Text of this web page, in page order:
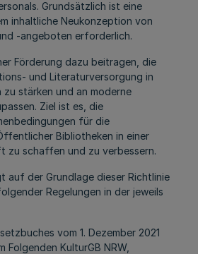
Grundsätzlich ist eine
inhaltliche Neukonzeption von
-angeboten erforderlich.
Förderung dazu beitragen, die
und Literaturversorgung in
stärken und an moderne
Ziel ist es, die
für die
Bibliotheken in einer
zu schaffen und zu verbessern.
auf der Grundlage dieser Richtlinie
Regelungen in der jeweils
vom 1. Dezember 2021
Folgenden KulturGB NRW,